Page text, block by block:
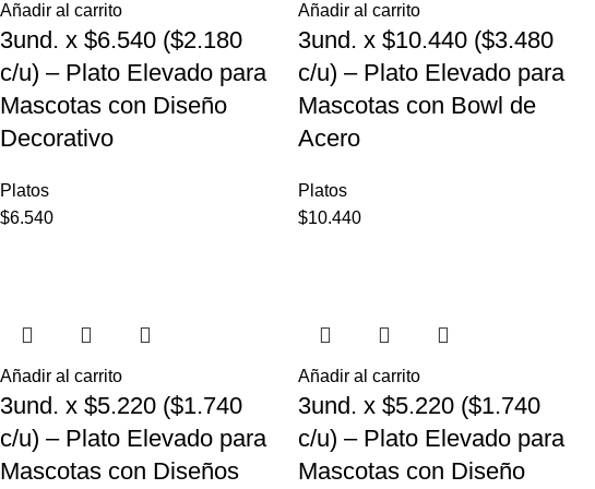
Añadir al carrito
3und. x $6.540 ($2.180
c/u) – Plato Elevado para
Mascotas con Diseño
Decorativo
Platos
$6.540
Añadir al carrito
3und. x $10.440 ($3.480
c/u) – Plato Elevado para
Mascotas con Bowl de
Acero
Platos
$10.440
Añadir al carrito
3und. x $5.220 ($1.740
c/u) – Plato Elevado para
Mascotas con Diseños
Añadir al carrito
3und. x $5.220 ($1.740
c/u) – Plato Elevado para
Mascotas con Diseño